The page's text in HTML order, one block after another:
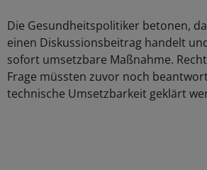
Die Gesundheitspolitiker betonen,
einen Diskussionsbeitrag handelt
sofort umsetzbare Maßnahme.
Frage müssten zuvor noch
technische Umsetzbarkeit geklärt